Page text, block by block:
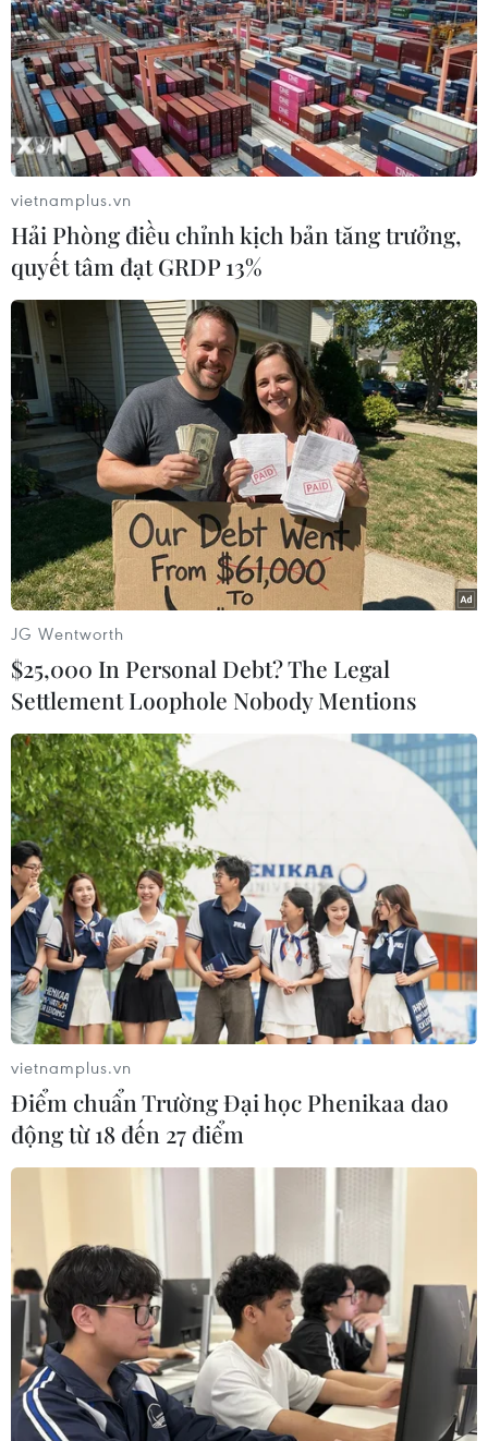
cho chuyến bay từ thủ đô Brussels tới Alicante và sau đó là
Malaga ở Tây Ban Nha. Trong ảnh (tư liệu): Máy bay Boeing
737 MAX của Hãng hàng không American Airlines cất cánh
trong chuyến bay thử nghiệm tại sân bay quốc tế Dallas-Fort
Worth ở Dallas, bang Texas, Mỹ ngày 2/12/2020. (Nguồn:
AFP/TTXVN)
Các nhà khoa học mới đây đã khôi phục và giải mã được ADN
từ răng của những con voi ma mút sống tại Đông Bắc Siberia
cách đây gần 1,2 triệu năm trước, theo đó đây là ADN lâu đời
nhất thế giới được giải mã. Kết quả nghiên cứu này được công
bố trên tạp chí Nature ngày 17/2/2021, mở ra cánh cửa cho
giới khoa học tìm hiểu sâu hơn về các loài tuyệt chủng. Trong
hiện tại đảo Wrangel, đông bắc Siberia. (Nguồn: AFP/TTXVN)
Các nhà khoa học mới đây đã khôi phục và giải mã được ADN
từ răng của những con voi ma mút sống tại Đông Bắc Siberia
vietnamplus.vn
Hải Phòng điều chỉnh kịch bản tăng trưởng,
quyết tâm đạt GRDP 13%
JG Wentworth
$25,000 In Personal Debt? The Legal
Settlement Loophole Nobody Mentions
vietnamplus.vn
Điểm chuẩn Trường Đại học Phenikaa dao
động từ 18 đến 27 điểm